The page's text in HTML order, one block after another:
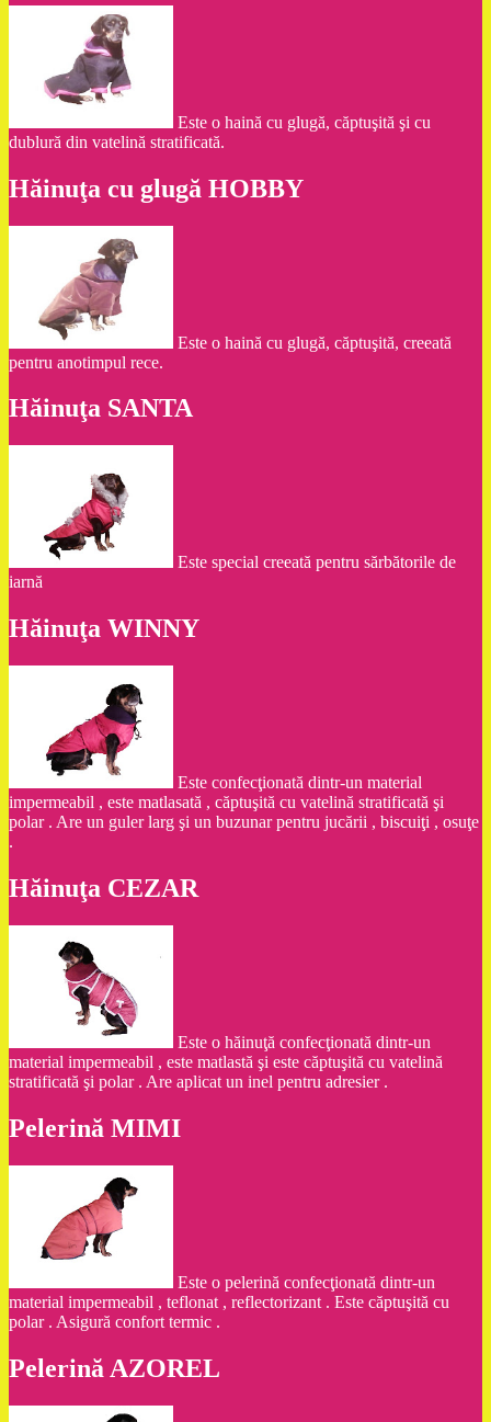
Este o haină cu glugă, căptuşită şi cu
dublură din vatelină stratificată.
Hăinuţa cu glugă HOBBY
Este o haină cu glugă, căptuşită, creeată
pentru anotimpul rece.
Hăinuţa SANTA
Este special creeată pentru sărbătorile de
iarnă
Hăinuţa WINNY
Este confecţionată dintr-un material
impermeabil , este matlasată , căptuşită cu vatelină stratificată şi
polar . Are un guler larg şi un buzunar pentru jucării , biscuiţi , osuţe
.
Hăinuţa CEZAR
Este o hăinuţă confecţionată dintr-un
material impermeabil , este matlastă şi este căptuşită cu vatelină
stratificată şi polar . Are aplicat un inel pentru adresier .
Pelerină MIMI
Este o pelerină confecţionată dintr-un
material impermeabil , teflonat , reflectorizant . Este căptuşită cu
polar . Asigură confort termic .
Pelerină AZOREL